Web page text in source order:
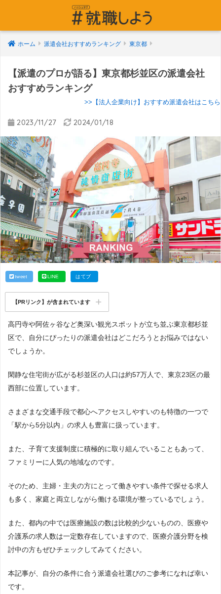
ホーム 派遣会社おすすめランキング 東京都
【派遣のプロが語る】東京都杉並区の派遣会社
おすすめランキング
>>【法人企業向け】おすすめ派遣会社はこちら
2023/11/27 2024/01/18
tweet LINE はてブ
【PRリンク】が含まれています
高円寺や阿佐ヶ谷など奥深い観光スポットが立ち並ぶ東京都杉並
区で、自分にぴったりの派遣会社はどこだろうとお悩みではない
でしょうか。
閑静な住宅街が広がる杉並区の人口は約57万人で、東京23区の最
西部に位置しています。
さまざまな交通手段で都心へアクセスしやすいのも特徴の一つで
「駅から5分以内」の求人も豊富に扱っています。
また、子育て支援制度に積極的に取り組んでいることもあって、
ファミリーに人気の地域なのです。
そのため、主婦・主夫の方にとって働きやすい条件で探せる求人
も多く、家庭と両立しながら働ける環境が整っているでしょう。
また、都内の中では医療施設の数は比較的少ないものの、医療や
介護系の求人数は一定数存在していますので、医療介護分野を検
討中の方もぜひチェックしてみてください。
本記事が、自分の条件に合う派遣会社選びのご参考になれば幸い
です。